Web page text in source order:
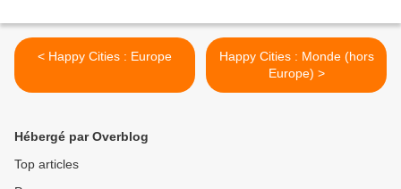
< Happy Cities : Europe
Happy Cities : Monde (hors
Europe) >
Hébergé par Overblog
Top articles